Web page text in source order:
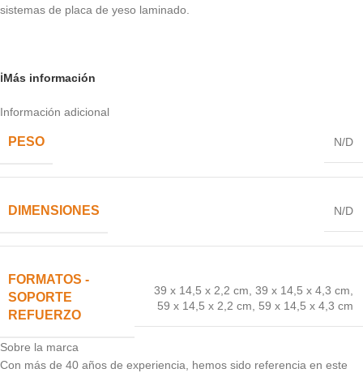
sistemas de placa de yeso laminado.
ℹ️Más información
Información adicional
PESO N/D
DIMENSIONES N/D
FORMATOS -
SOPORTE
REFUERZO
39 x 14,5 x 2,2 cm 39 x 14,5 x 4,3 cm
59 x 14,5 x 2,2 cm
59 x 14,5 x 4,3 cm
Sobre la marca
Con más de 40 años de experiencia, hemos sido referencia en este